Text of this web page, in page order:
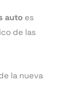
auto es
de las
la nueva